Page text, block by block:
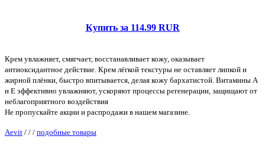
Купить за 114.99 RUR
Крем увлажняет, смягчает, восстанавливает кожу, оказывает
антиоксидантное действие. Крем лёгкой текстуры не оставляет липкой и
жирной плёнки, быстро впитывается, делая кожу бархатистой. Витамины А
и Е эффективно увлажняют, ускоряют процессы регенерации, защищают от
неблагоприятного воздействия
Не пропускайте акции и распродажи в нашем магазине.
Aevit / / / подобные товары